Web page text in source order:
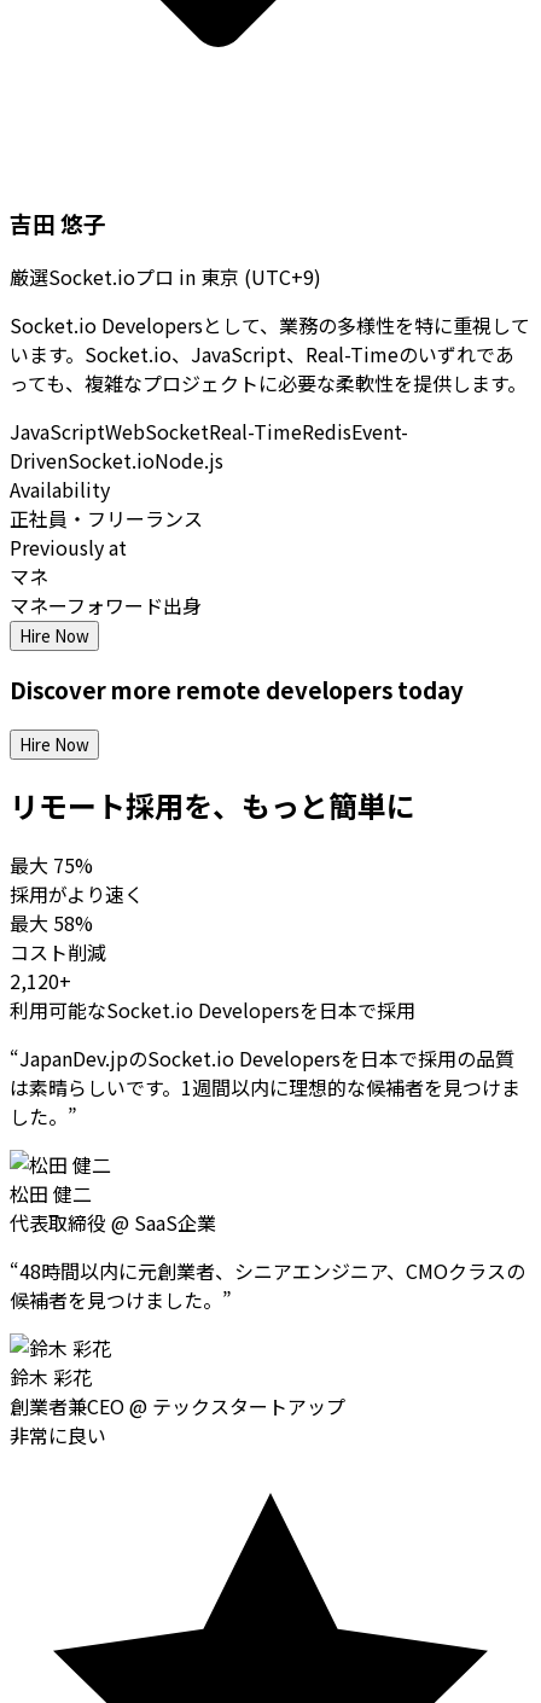
吉田 悠子
厳選Socket.ioプロ in 東京 (UTC+9)
Socket.io Developersとして、業務の多様性を特に重視して
います。Socket.io、JavaScript、Real-Timeのいずれであ
っても、複雑なプロジェクトに必要な柔軟性を提供します。
JavaScriptWebSocketReal-TimeRedisEvent-
DrivenSocket.ioNode.js
Availability
正社員・フリーランス
Previously at
マネ
マネーフォワード出身
Hire Now
Discover more remote developerstoday
Hire Now
リモート採用を、もっと簡単に
最大 75%
採用がより速く
最大 58%
コスト削減
2,120+
利用可能なSocket.io Developersを日本で採用
“JapanDev.jpのSocket.io Developersを日本で採用の品質
は素晴らしいです。1週間以内に理想的な候補者を見つけま
した。 ”
松田 健二
代表取締役 @ SaaS企業
“48時間以内に元創業者、シニアエンジニア、CMOクラスの
候補者を見つけました。 ”
鈴木 彩花
創業者兼CEO@ テックスタートアップ
非常に良い